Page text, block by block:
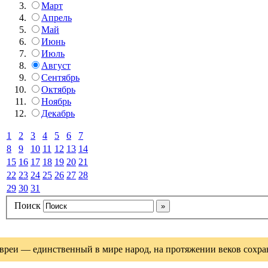
Март
Апрель
Май
Июнь
Июль
Август
Сентябрь
Октябрь
Ноябрь
Декабрь
1 2 3 4 5 6
7
8
9 10 11 12 13 14
15 16 17 18 19 20 21
22 23 24 25 26 27 28
29 30 31
Поиск
— единственный в мире народ, на протяжении веков